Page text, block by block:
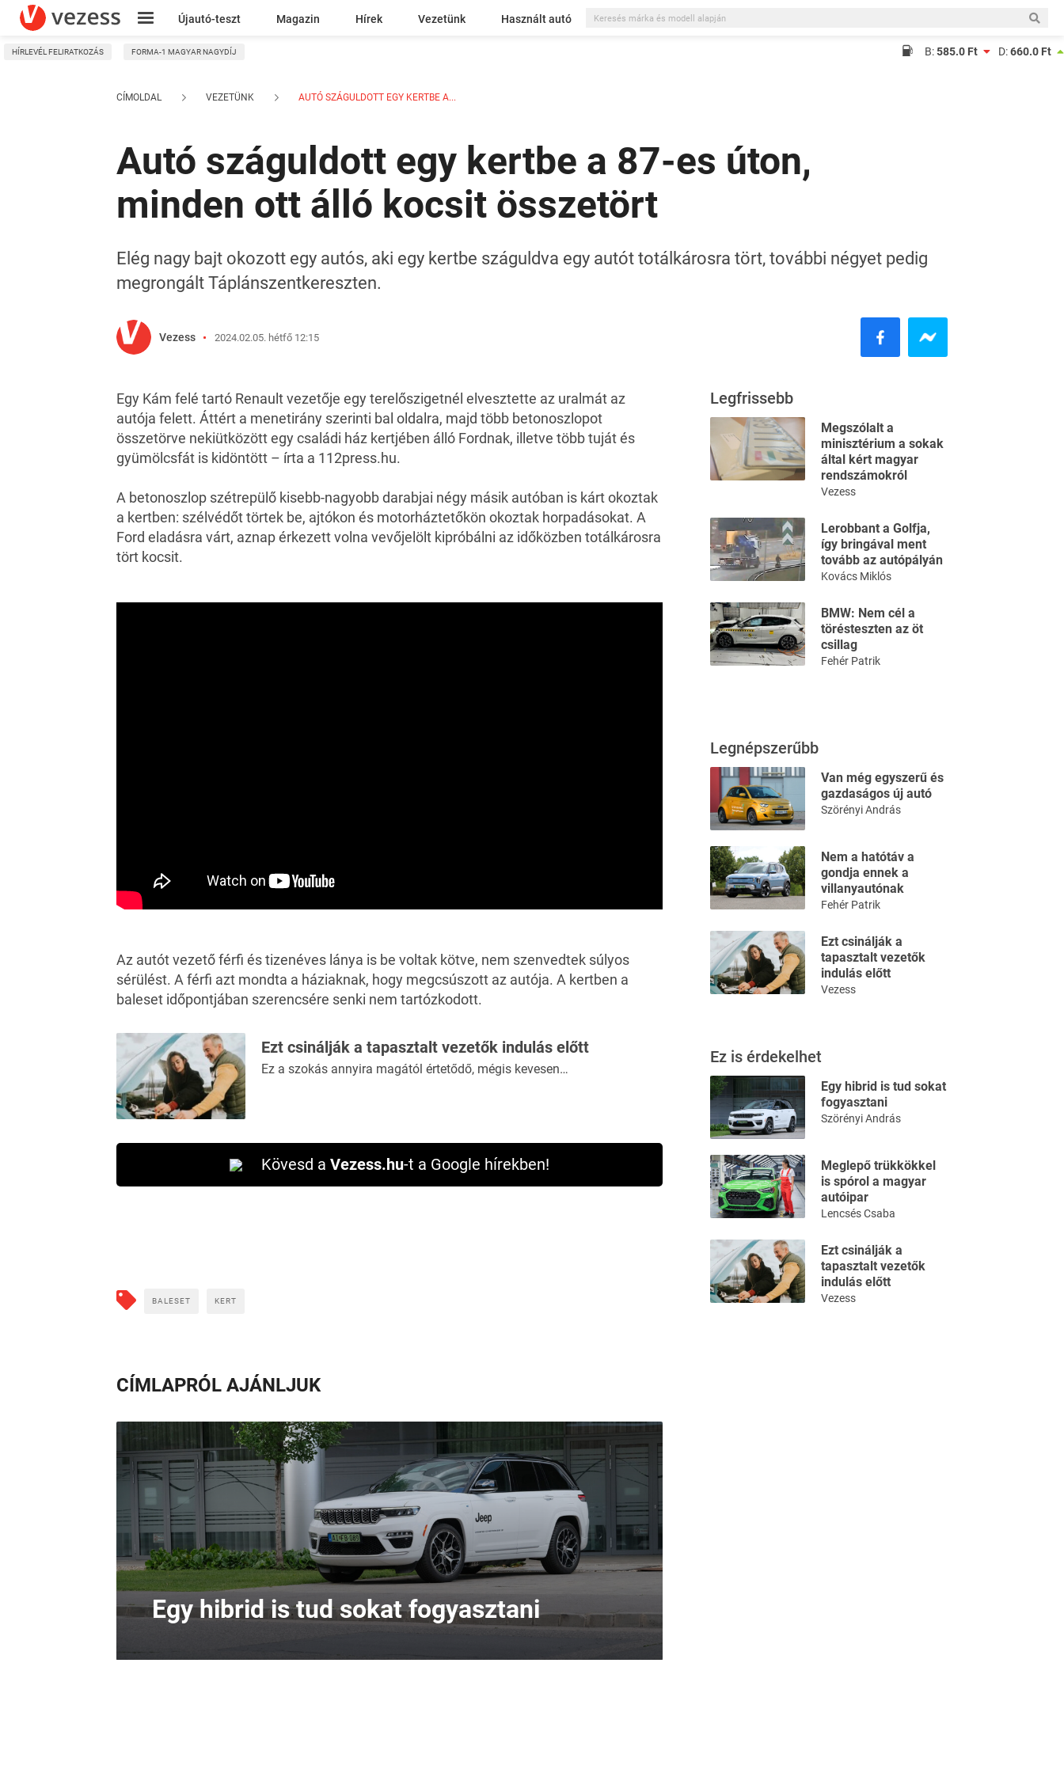
Újautó-teszt Magazin Hírek Vezetünk Használt autó
Kresz
HÍRLEVÉL FELIRATKOZÁS FORMA-1 MAGYAR NAGYDÍJ B:585.0 Ft D:660.0 Ft
CÍMOLDAL VEZETÜNK AUTÓ SZÁGULDOTT EGY KERTBE A...
Autó száguldott egy kertbe a 87-es úton,
minden ott álló kocsit összetört
Elég nagy bajt okozott egy autós, aki egy kertbe száguldva egy autót totálkárosra tört, további négyet pedig
megrongált Táplánszentkereszten.
Vezess 2024.02.05. hétfő 12:15
Egy Kám felé tartó Renault vezetője egy terelőszigetnél elvesztette az uralmát az
autója felett. Áttért a menetirány szerinti bal oldalra, majd több betonoszlopot
összetörve nekiütközött egy családi ház kertjében álló Fordnak, illetve több tuját és
gyümölcsfát is kidöntött – írta a 112press.hu.
A betonoszlop szétrepülő kisebb-nagyobb darabjai négy másik autóban is kárt okoztak
a kertben: szélvédőt törtek be, ajtókon és motorháztetőkön okoztak horpadásokat. A
Ford eladásra várt, aznap érkezett volna vevőjelölt kipróbálni az időközben totálkárosra
tört kocsit.
Az autót vezető férfi és tizenéves lánya is be voltak kötve, nem szenvedtek súlyos
sérülést. A férfi azt mondta a háziaknak, hogy megcsúszott az autója. A kertben a
baleset időpontjában szerencsére senki nem tartózkodott.
Ezt csinálják a tapasztalt vezetők indulás előtt
Ez a szokás annyira magától értetődő, mégis kevesen…
Kövesd a Vezess.hu-t a Google hírekben!
BALESET KERT
CÍMLAPRÓL AJÁNLJUK
Egy hibrid is tud sokat fogyasztani
Legfrissebb
Megszólalt a
minisztérium a sokak
által kért magyar
rendszámokról
Vezess
Lerobbant a Golfja,
így bringával ment
tovább az autópályán
Kovács Miklós
BMW: Nem cél a
törésteszten az öt
csillag
Fehér Patrik
Legnépszerűbb
Van még egyszerű és
gazdaságos új autó
Szörényi András
Nem a hatótáv a
gondja ennek a
villanyautónak
Fehér Patrik
Ezt csinálják a
tapasztalt vezetők
indulás előtt
Vezess
Ez is érdekelhet
Egy hibrid is tud sokat
fogyasztani
Szörényi András
Meglepő trükkökkel
is spórol a magyar
autóipar
Lencsés Csaba
Ezt csinálják a
tapasztalt vezetők
indulás előtt
Vezess